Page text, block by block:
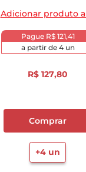
Adicionar produto
Pague R$ 121,41
a partir de 4un
R$ 127,80
Comprar
+4 un